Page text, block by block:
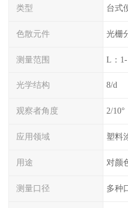
类型 台式
色散元件 光栅
测量范围 L：1-
光学结构 8/d
观察者角度 2/10°
应用领域 塑料
用途 对颜
测量口径 多种